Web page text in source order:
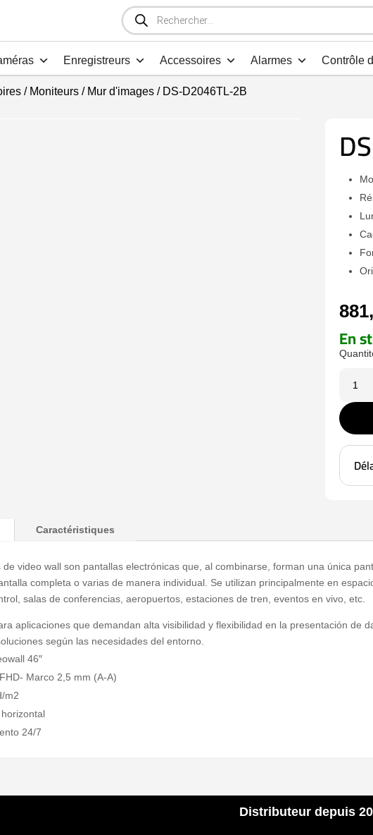
Recherche
de
produits
Enregistreurs Accessoires Alarmes Contrôle
/ Moniteurs/ Mur d'images/ DS-D2046TL-2B
En
DS-
Caractéristiques
de video wall son pantallas electrónicas que, al combinarse, forman una única
completa o varias de manera individual. Se utilizan principalmente en
salas de conferencias, aeropuertos, estaciones de tren, eventos en vivo, etc.
aplicaciones que demandan alta visibilidad y flexibilidad en la presentación de
según las necesidades del entorno.
46″
Marco 2,5 mm (A-A)
m2
24/7
Distributeur depuis